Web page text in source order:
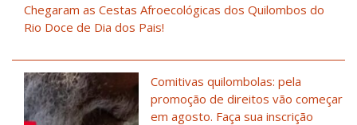
Chegaram as Cestas Afroecológicas dos Quilombos do
Rio Doce de Dia dos Pais!
Comitivas quilombolas: pela
promoção de direitos vão começar
em agosto. Faça sua inscrição